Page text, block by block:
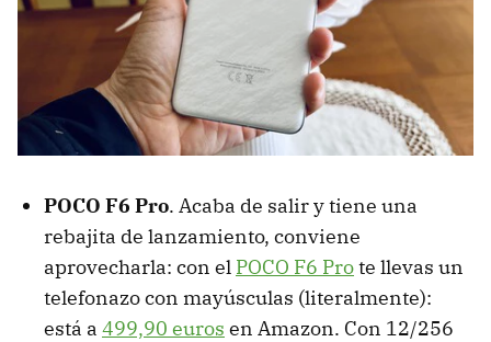
POCO F6 Pro. Acaba de salir y tiene una
rebajita de lanzamiento, conviene
aprovecharla: con el POCO F6 Prote llevas un
telefonazo con mayúsculas (literalmente):
está a 499,90 euros en Amazon. Con 12/256